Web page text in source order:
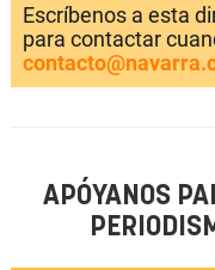
Escríbenos a esta
para contactar
APÓYANOS